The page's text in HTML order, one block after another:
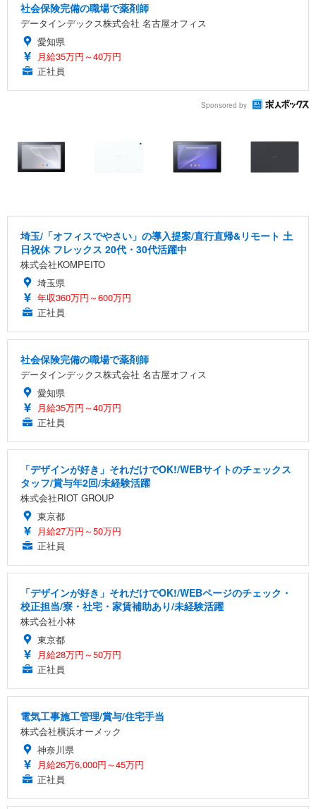
社会保険完備の職場で薬剤師
データインデックス株式会社 名古屋オフィス
愛知県
月給35万円～40万円
正社員
Sponsored by
埼玉/「オフィスでやさい」の導入提案/直行直帰&リモート 土
日祝休 フレックス 20代・30代活躍中
株式会社KOMPEITO
埼玉県
年収360万円～600万円
正社員
社会保険完備の職場で薬剤師
データインデックス株式会社 名古屋オフィス
愛知県
月給35万円～40万円
正社員
「デザインが好き」それだけでOK!/WEBサイトのチェックス
タッフ/賞与年2回/未経験活躍
株式会社RIOT GROUP
東京都
月給27万円～50万円
正社員
「デザインが好き」それだけでOK!/WEBページのチェック・
校正担当/寮・社宅・家賃補助あり/未経験活躍
株式会社小林
東京都
月給28万円～50万円
正社員
電気工事施工管理/賞与/住宅手当
株式会社横浜オーメック
神奈川県
月給26万6,000円～45万円
正社員